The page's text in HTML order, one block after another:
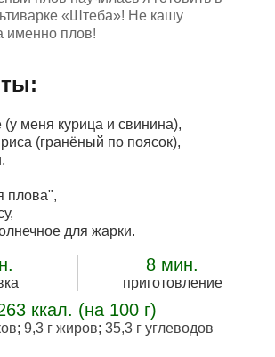
«Штеба»! Не кашу
именно плов!
меня курица и свинина),
(гранёный по поясок),
плова",
для жарки.
8 мин.
приготовление
ккал. (на 100 г)
; 9,3 г жиров; 35,3 г углеводов